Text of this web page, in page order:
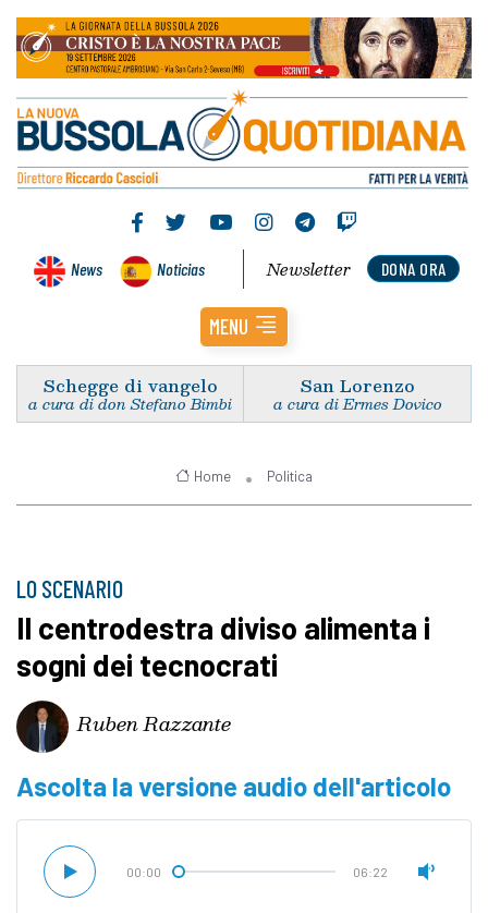
News Noticias DONA ORA
Newsletter
MENU
Schegge di vangelo
a cura di don Stefano Bimbi
San Lorenzo
a cura di Ermes Dovico
Home Politica
LO SCENARIO
Il centrodestra diviso alimenta i
sogni dei tecnocrati
Ruben Razzante
Ascolta la versione audio dell'articolo
00:00 06:22